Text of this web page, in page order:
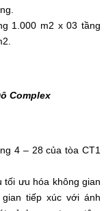
1.000 m2 x 03 tầng
Complex
4 – 28 của tòa CT1
tối ưu hóa không gian
tiếp xúc với ánh